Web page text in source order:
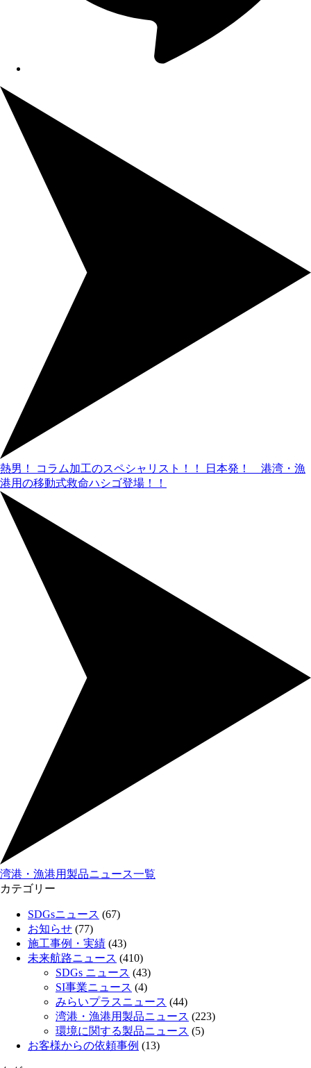
熱男！ コラム加工のスペシャリスト！！
日本発！ 港湾・漁
港用の移動式救命ハシゴ登場！！
湾港・漁港用製品ニュース一覧
カテゴリー
SDGsニュース (67)
お知らせ (77)
施工事例・実績 (43)
未来航路ニュース (410)
SDGs ニュース (43)
SI事業ニュース (4)
みらいプラスニュース (44)
湾港・漁港用製品ニュース (223)
環境に関する製品ニュース (5)
お客様からの依頼事例 (13)